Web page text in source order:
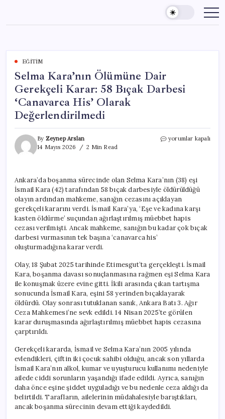
content
EĞITIM
Selma Kara’nın Ölümüne Dair
Gerekçeli Karar: 58 Bıçak Darbesi
‘Canavarca His’ Olarak
Değerlendirilmedi
By Zeynep Arslan
14 Mayıs 2026
2 Min Read
Selma
Karar:
58
Bıçak
Darbesi
‘Canavarca
His’
Olarak
yorumlar kapalı
Ankara’da boşanma sürecinde olan Selma Kara’nın (38) eşi
İsmail Kara (42) tarafından 58 bıçak darbesiyle öldürüldüğü
olayın ardından mahkeme, sanığın cezasını açıklayan
gerekçeli kararını verdi. İsmail Kara’ya, ‘Eşe ve kadına karşı
kasten öldürme’ suçundan ağırlaştırılmış müebbet hapis
cezası verilmişti. Ancak mahkeme, sanığın bu kadar çok bıçak
darbesi vurmasının tek başına ‘canavarca his’
oluşturmadığına karar verdi.
Olay, 18 Şubat 2025 tarihinde Etimesgut’ta gerçekleşti. İsmail
Kara, boşanma davası sonuçlanmasına rağmen eşi Selma Kara
ile konuşmak üzere evine gitti. İkili arasında çıkan tartışma
sonucunda İsmail Kara, eşini 58 yerinden bıçaklayarak
öldürdü. Olay sonrası tutuklanan sanık, Ankara Batı 3. Ağır
Ceza Mahkemesi’ne sevk edildi. 14 Nisan 2025’te görülen
karar duruşmasında ağırlaştırılmış müebbet hapis cezasına
çarptırıldı.
Gerekçeli kararda, İsmail ve Selma Kara’nın 2005 yılında
evlendikleri, çiftin iki çocuk sahibi olduğu, ancak son yıllarda
İsmail Kara’nın alkol, kumar ve uyuşturucu kullanımı nedeniyle
ailede ciddi sorunların yaşandığı ifade edildi. Ayrıca, sanığın
daha önce eşine şiddet uyguladığı ve bu nedenle ceza aldığı da
belirtildi. Tarafların, ailelerinin müdahalesiyle barıştıkları,
ancak boşanma sürecinin devam ettiği kaydedildi.